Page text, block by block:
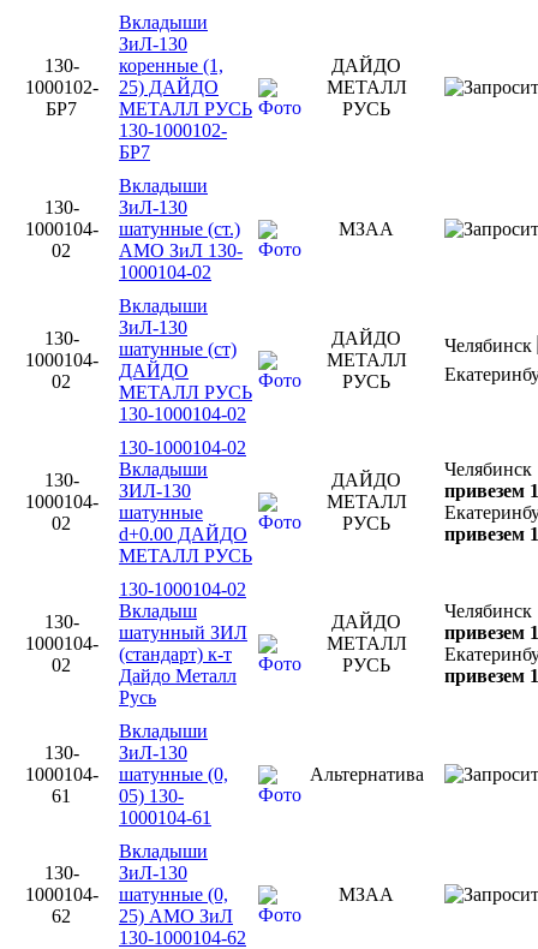
130-
1000102-
БР7
Вкладыши
ЗиЛ-130
коренные (1,
25) ДАЙДО
МЕТАЛЛ РУСЬ
130-1000102-
БР7
ДАЙДО
МЕТАЛЛ
РУСЬ
130-
1000104-
02
Вкладыши
ЗиЛ-130
шатунные (ст.)
АМО ЗиЛ 130-
1000104-02
МЗАА
130-
1000104-
02
Вкладыши
ЗиЛ-130
шатунные (ст)
ДАЙДО
МЕТАЛЛ РУСЬ
130-1000104-02
ДАЙДО
МЕТАЛЛ
РУСЬ
Челябинск
130-
1000104-
02
130-1000104-02
Вкладыши
ЗИЛ-130
шатунные
d+0.00 ДАЙДО
МЕТАЛЛ РУСЬ
ДАЙДО
МЕТАЛЛ
РУСЬ
Челябинск
привезем
привезем
130-
1000104-
02
130-1000104-02
Вкладыш
шатунный ЗИЛ
(стандарт) к-т
Дайдо Металл
Русь
ДАЙДО
МЕТАЛЛ
РУСЬ
Челябинск
привезем
привезем
130-
1000104-
61
Вкладыши
ЗиЛ-130
шатунные (0,
05) 130-
1000104-61
Альтернатива
130-
1000104-
62
Вкладыши
ЗиЛ-130
шатунные (0,
25) АМО ЗиЛ
130-1000104-62
МЗАА